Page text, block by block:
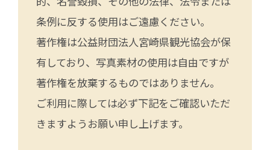
条例に反する使用はご遠慮ください。
著作権は公益財団法人宮崎県観光協会が保
有しており、写真素材の使用は自由ですが
著作権を放棄するものではありません。
ご利用に際しては必ず下記をご確認いただ
きますようお願い申し上げます。